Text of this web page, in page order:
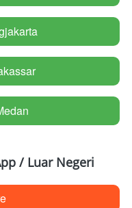
/ Luar Negeri